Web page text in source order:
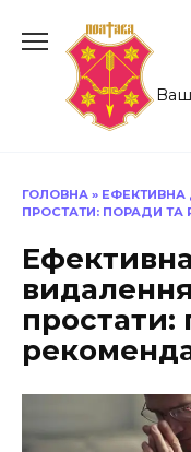
до
Ваш
ГОЛОВНА » ЕФЕКТИВНА
ПРОСТАТИ: ПОРАДИ ТА
Ефективна
простати: